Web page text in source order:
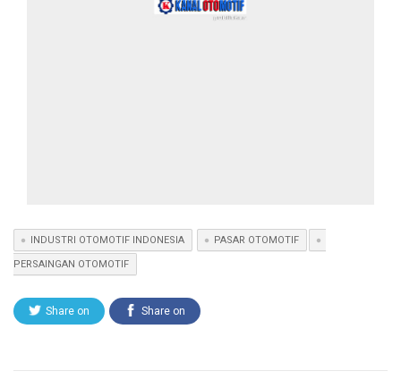
INDUSTRI OTOMOTIF INDONESIA PASAR OTOMOTIF
PERSAINGAN OTOMOTIF
Share on Share on